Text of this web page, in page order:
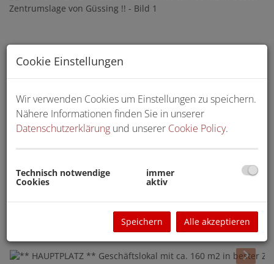
Cookie Einstellungen
Wir verwenden Cookies um Einstellungen zu speichern.
Nähere Informationen finden Sie in unserer
Datenschutzerklärung und unserer Cookie Policy.
Technisch notwendige
Cookies
immer
aktiv
Speichern Alle akzeptieren